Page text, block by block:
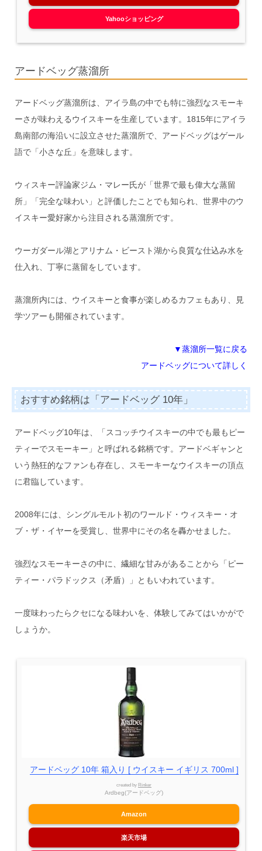
Yahooショッピング
アードベッグ蒸溜所
アードベッグ蒸溜所は、アイラ島の中でも特に強烈なスモーキ
ーさが味わえるウイスキーを生産しています。1815年にアイラ
島南部の海沿いに設立させた蒸溜所で、アードベッグはゲール
語で「小さな丘」を意味します。
ウィスキー評論家ジム・マレー氏が「世界で最も偉大な蒸留
所」「完全な味わい」と評価したことでも知られ、世界中のウ
イスキー愛好家から注目される蒸溜所です。
ウーガダール湖とアリナム・ビースト湖から良質な仕込み水を
仕入れ、丁寧に蒸留をしています。
蒸溜所内には、ウイスキーと食事が楽しめるカフェもあり、見
学ツアーも開催されています。
▼蒸溜所一覧に戻る
アードベッグについて詳しく
おすすめ銘柄は「アードベッグ 10年」
アードベッグ10年は、「スコッチウイスキーの中でも最もピー
ティーでスモーキー」と呼ばれる銘柄です。アードベギャンと
いう熱狂的なファンも存在し、スモーキーなウイスキーの頂点
に君臨しています。
2008年には、シングルモルト初のワールド・ウィスキー・オ
ブ・ザ・イヤーを受賞し、世界中にその名を轟かせました。
強烈なスモーキーさの中に、繊細な甘みがあることから「ピー
ティー・パラドックス（矛盾）」ともいわれています。
一度味わったらクセになる味わいを、体験してみてはいかがで
しょうか。
アードベッグ 10年 箱入り [ ウイスキー イギリス 700ml ]
created by Rinker
Ardbeg(アードベッグ)
Amazon
楽天市場